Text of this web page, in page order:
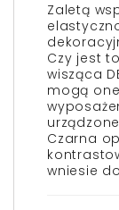
Zaletą
Czy jest
wisząca
mogą
Czarna
wniesie